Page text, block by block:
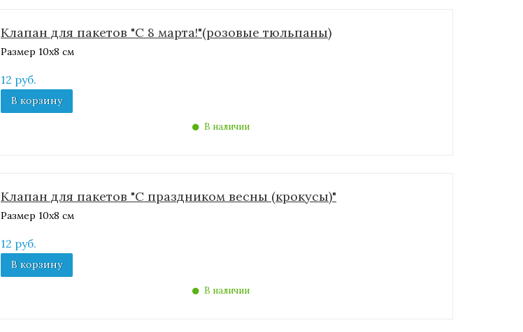
Клапан для пакетов "С 8 марта!"(розовые тюльпаны)
Размер 10х8 см
12 руб.
В корзину
В наличии
Клапан для пакетов "С праздником весны (крокусы)"
Размер 10х8 см
12 руб.
В корзину
В наличии